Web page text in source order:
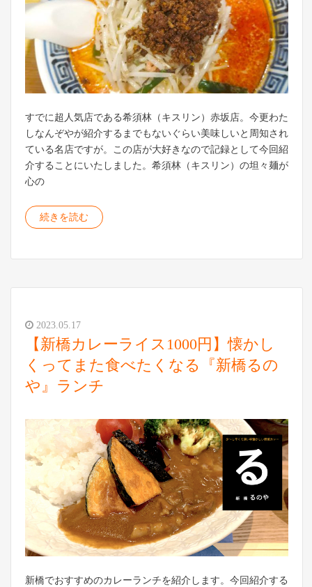
すでに超人気店である希須林（キスリン）赤坂店。今更わた
しなんぞやが紹介するまでもないぐらい美味しいと周知され
ている名店ですが。この店が大好きなので記録として今回紹
介することにいたしました。希須林（キスリン）の坦々麺が
心の
続きを読む
2023.05.17
【新橋カレーライス1000円】懐かし
くってまた食べたくなる『新橋るの
や』ランチ
新橋でおすすめのカレーランチを紹介します。今回紹介する